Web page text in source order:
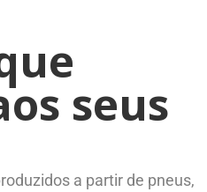
seus
a partir de pneus,